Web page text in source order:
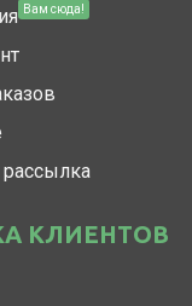
Вам сюда!
рассылка
КЛИЕНТОВ